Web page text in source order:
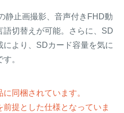
静止画撮影、音声付きFHD動
切替えが可能。さらに、SD
により、SDカード容量を気に
。
同梱されています。
提とした仕様となっていま